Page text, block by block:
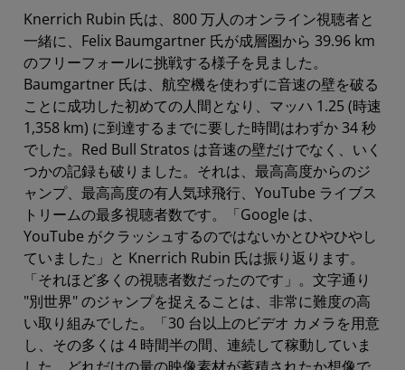
Knerrich Rubin 氏は、800 万人のオンライン視聴者と
一緒に、Felix Baumgartner 氏が成層圏から 39.96 km
のフリーフォールに挑戦する様子を見ました。
Baumgartner 氏は、航空機を使わずに音速の壁を破る
ことに成功した初めての人間となり、マッハ 1.25 (時速
1,358 km) に到達するまでに要した時間はわずか 34 秒
でした。Red Bull Stratos は音速の壁だけでなく、いく
つかの記録も破りました。それは、最高高度からのジ
ャンプ、最高高度の有人気球飛行、YouTube ライブス
トリームの最多視聴者数です。「Google は、
YouTube がクラッシュするのではないかとひやひやし
ていました」と Knerrich Rubin 氏は振り返ります。
「それほど多くの視聴者数だったのです」。文字通り
"別世界" のジャンプを捉えることは、非常に難度の高
い取り組みでした。「30 台以上のビデオ カメラを用意
し、その多くは 4 時間半の間、連続して稼動していま